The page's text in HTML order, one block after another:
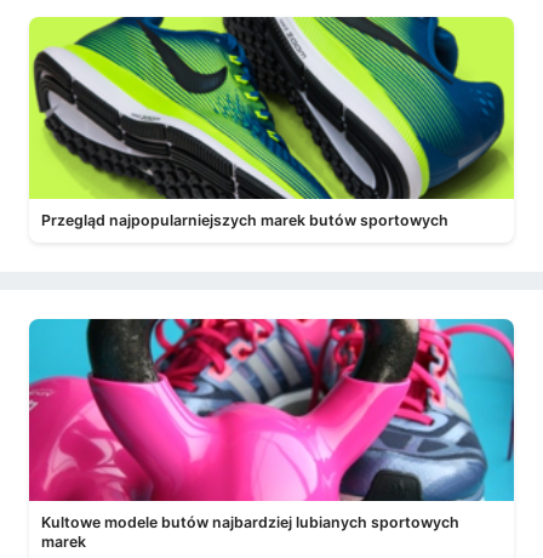
Przegląd najpopularniejszych marek butów sportowych
Kultowe modele butów najbardziej lubianych sportowych
marek